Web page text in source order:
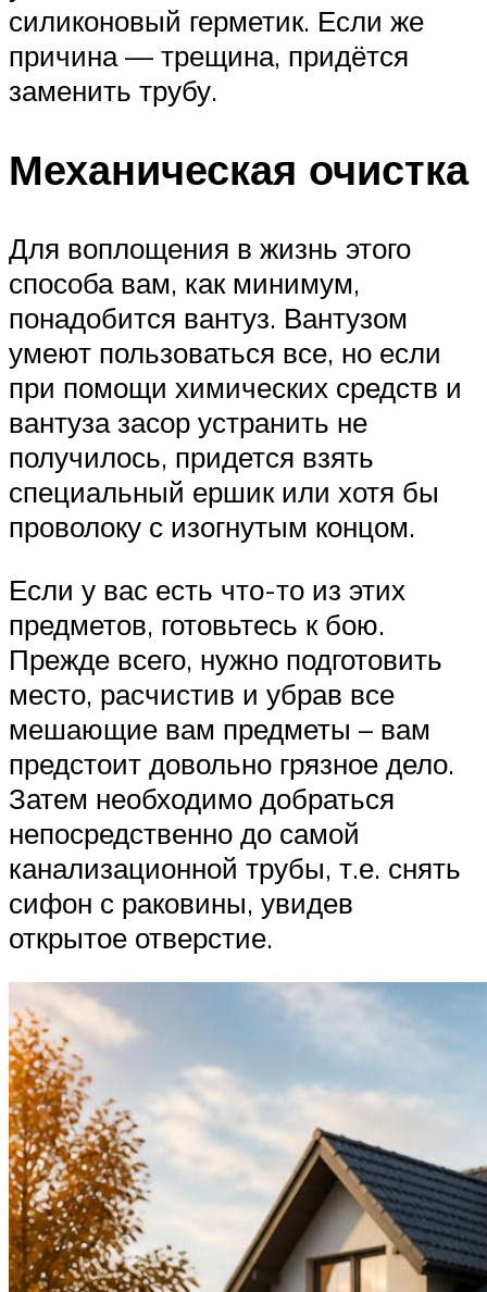
силиконовый герметик. Если же
причина — трещина, придётся
заменить трубу.
Механическая очистка
Для воплощения в жизнь этого
способа вам, как минимум,
понадобится вантуз. Вантузом
умеют пользоваться все, но если
при помощи химических средств и
вантуза засор устранить не
получилось, придется взять
специальный ершик или хотя бы
проволоку с изогнутым концом.
Если у вас есть что-то из этих
предметов, готовьтесь к бою.
Прежде всего, нужно подготовить
место, расчистив и убрав все
мешающие вам предметы – вам
предстоит довольно грязное дело.
Затем необходимо добраться
непосредственно до самой
канализационной трубы, т.е. снять
сифон с раковины, увидев
открытое отверстие.